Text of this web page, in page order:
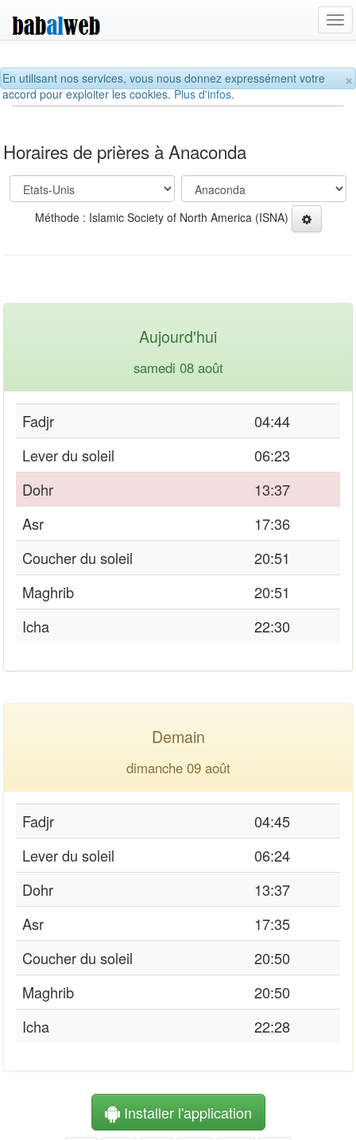
×
En utilisant nos services, vous nous donnez expressément votre
accord pour exploiter les cookies.Plus d'infos.
Horaires de prières à Anaconda
Méthode : Islamic Society of North America (ISNA)
Aujourd'hui
samedi 08 août
Fadjr
04:44
Lever du soleil
06:23
Dohr
13:37
Asr
17:36
Coucher du soleil
20:51
Maghrib
20:51
Icha
22:30
Demain
dimanche 09 août
Fadjr
04:45
Lever du soleil
06:24
Dohr
13:37
Asr
17:35
Coucher du soleil
20:50
Maghrib
20:50
Icha
22:28
Installer l'application